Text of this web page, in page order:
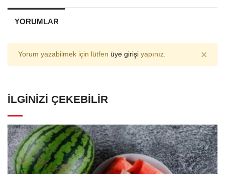
YORUMLAR
Yorum yazabilmek için lütfen üye girişi yapınız. ×
İLGINIZI ÇEKEBILIR